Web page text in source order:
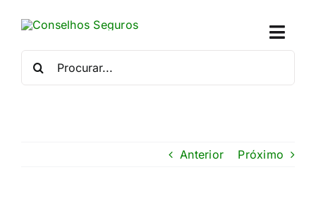
content
por:
Anterior Próximo